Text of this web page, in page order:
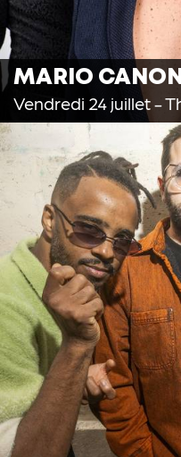
MARIO
Vendredi 24 juillet-